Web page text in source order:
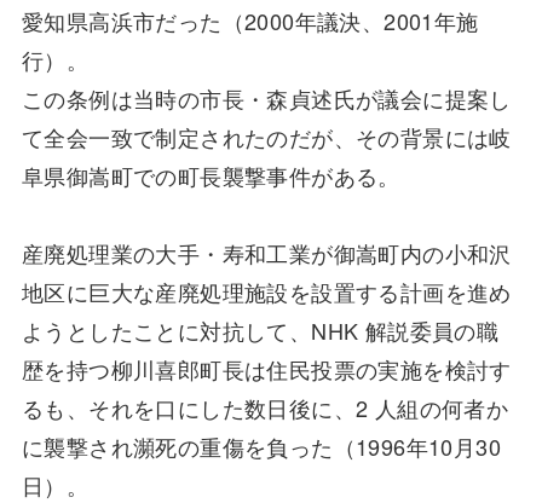
愛知県高浜市だった（2000年議決、2001年施
行）。
この条例は当時の市長・森貞述氏が議会に提案し
て全会一致で制定されたのだが、その背景には岐
阜県御嵩町での町長襲撃事件がある。
産廃処理業の大手・寿和工業が御嵩町内の小和沢
地区に巨大な産廃処理施設を設置する計画を進め
ようとしたことに対抗して、NHK 解説委員の職
歴を持つ柳川喜郎町長は住民投票の実施を検討す
るも、それを口にした数日後に、2 人組の何者か
に襲撃され瀕死の重傷を負った（1996年10月30
日）。